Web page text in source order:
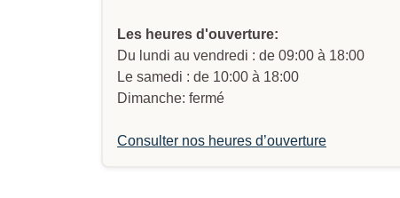
Les heures d'ouverture:
Du lundi au vendredi : de 09:00 à 18:00
Le samedi : de 10:00 à 18:00
Dimanche: fermé
Consulter nos heures d’ouverture